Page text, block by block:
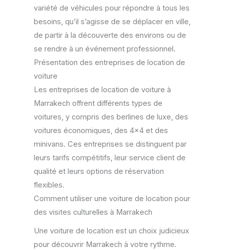
variété de véhicules pour répondre à tous les
besoins, qu’il s’agisse de se déplacer en ville,
de partir à la découverte des environs ou de
se rendre à un événement professionnel.
Présentation des entreprises de location de
voiture
Les entreprises de location de voiture à
Marrakech offrent différents types de
voitures, y compris des berlines de luxe, des
voitures économiques, des 4×4 et des
minivans. Ces entreprises se distinguent par
leurs tarifs compétitifs, leur service client de
qualité et leurs options de réservation
flexibles.
Comment utiliser une voiture de location pour
des visites culturelles à Marrakech
Une voiture de location est un choix judicieux
pour découvrir Marrakech à votre rythme.